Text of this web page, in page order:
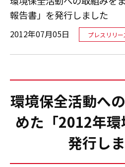
報告書」を発行しました
2012年07月05日 プレスリリー
環境保全活動へ
めた「2012年
発行し